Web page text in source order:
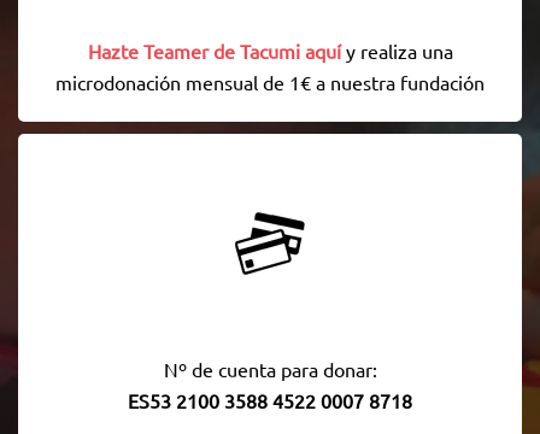
Hazte Teamer de Tacumi aquí y realiza una
microdonación mensual de 1€ a nuestra fundación
Nº de cuenta para donar:
ES53 2100 3588 4522 0007 8718